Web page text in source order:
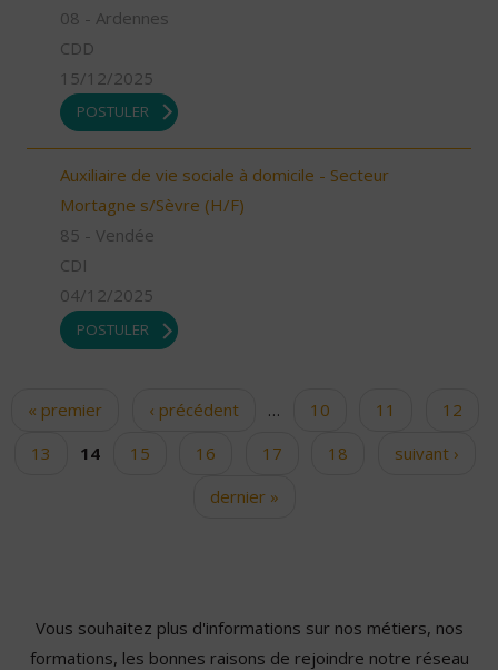
08 - Ardennes
CDD
15/12/2025
POSTULER
Auxiliaire de vie sociale à domicile - Secteur
Mortagne s/Sèvre (H/F)
85 - Vendée
CDI
04/12/2025
POSTULER
Pages
« premier ‹ précédent … 10 11
12
13
14 15 16 17 18
suivant ›
dernier »
Vous souhaitez plus d'informations sur nos métiers, nos
formations, les bonnes raisons de rejoindre notre réseau